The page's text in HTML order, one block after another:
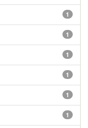
1
1
1
1
1
1